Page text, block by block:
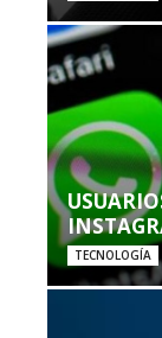
TECNOLOGÍA